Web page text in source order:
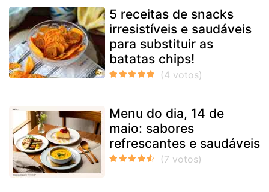
5 receitas de snacks
irresistíveis e saudáveis
para substituir as
batatas chips!
Menu do dia, 14 de
maio: sabores
refrescantes e saudáveis